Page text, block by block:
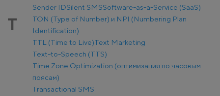
Sender IDSilent SMSSoftware-as-a-Service (SaaS)
T
TON (Type of Number) и NPI (Numbering Plan
Identification)
TTL (Time to Live)Text Marketing
Text-to-Speech (TTS)
Time Zone Optimization (оптимизация по часовым
поясам)
Transactional SMS